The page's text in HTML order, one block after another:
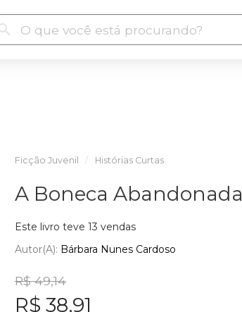
Ficção Juvenil Histórias Curtas
A Boneca Abandonada
Este livro teve 13 vendas
Autor(a): Bárbara Nunes Cardoso
R$ 49,14
R$ 38,91